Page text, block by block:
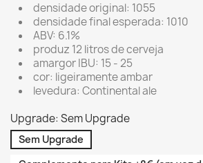
densidade original: 1055
densidade final esperada: 1010
ABV: 6.1%
produz 12 litros de cerveja
amargor IBU: 15 - 25
cor: ligeiramente ambar
levedura: Continental ale
Upgrade: Sem Upgrade
Sem Upgrade